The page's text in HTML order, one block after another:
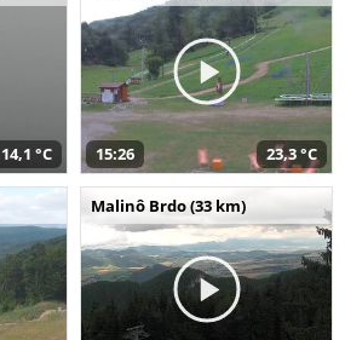
14,1 °C 15:26 23,3 °C
Malinô Brdo (33 km)